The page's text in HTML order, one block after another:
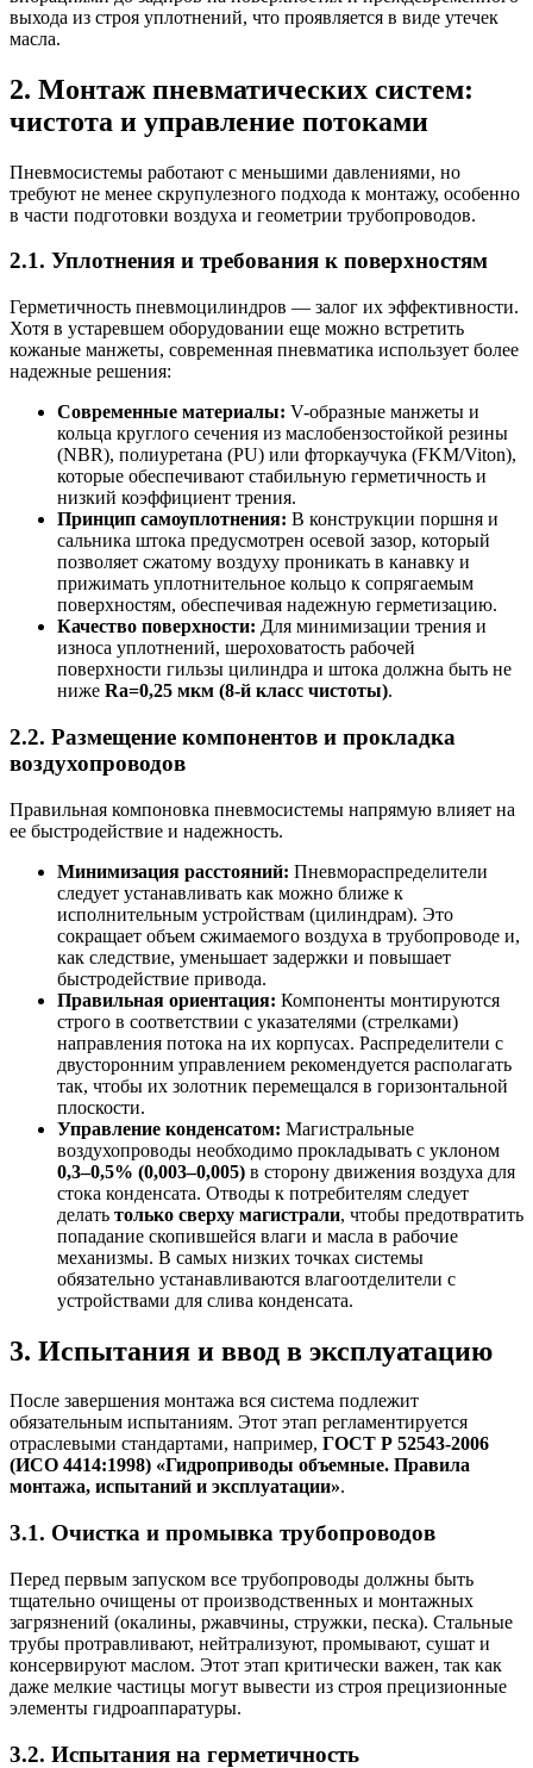
выхода из строя уплотнений, что проявляется в виде утечек
масла.
2. Монтаж пневматических систем:
чистота и управление потоками
Пневмосистемы работают с меньшими давлениями, но
требуют не менее скрупулезного подхода к монтажу, особенно
в части подготовки воздуха и геометрии трубопроводов.
2.1. Уплотнения и требования к поверхностям
Герметичность пневмоцилиндров — залог их эффективности.
Хотя в устаревшем оборудовании еще можно встретить
кожаные манжеты, современная пневматика использует более
надежные решения:
Современные материалы: V-образные манжеты и
кольца круглого сечения из маслобензостойкой резины
(NBR), полиуретана (PU) или фторкаучука (FKM/Viton),
которые обеспечивают стабильную герметичность и
низкий коэффициент трения.
Принцип самоуплотнения: В конструкции поршня и
сальника штока предусмотрен осевой зазор, который
позволяет сжатому воздуху проникать в канавку и
прижимать уплотнительное кольцо к сопрягаемым
поверхностям, обеспечивая надежную герметизацию.
Качество поверхности: Для минимизации трения и
износа уплотнений, шероховатость рабочей
поверхности гильзы цилиндра и штока должна быть не
ниже Ra=0,25 мкм (8-й класс чистоты).
2.2. Размещение компонентов и прокладка
воздухопроводов
Правильная компоновка пневмосистемы напрямую влияет на
ее быстродействие и надежность.
Минимизация расстояний: Пневмораспределители
следует устанавливать как можно ближе к
исполнительным устройствам (цилиндрам). Это
сокращает объем сжимаемого воздуха в трубопроводе и,
как следствие, уменьшает задержки и повышает
быстродействие привода.
Правильная ориентация: Компоненты монтируются
строго в соответствии с указателями (стрелками)
направления потока на их корпусах. Распределители с
двусторонним управлением рекомендуется располагать
так, чтобы их золотник перемещался в горизонтальной
плоскости.
Управление конденсатом: Магистральные
воздухопроводы необходимо прокладывать с уклоном
0,3–0,5% (0,003–0,005) в сторону движения воздуха для
стока конденсата. Отводы к потребителям следует
делать только сверху магистрали, чтобы предотвратить
попадание скопившейся влаги и масла в рабочие
механизмы. В самых низких точках системы
обязательно устанавливаются влагоотделители с
устройствами для слива конденсата.
3. Испытания и ввод в эксплуатацию
После завершения монтажа вся система подлежит
обязательным испытаниям. Этот этап регламентируется
отраслевыми стандартами, например, ГОСТ Р 52543-2006
(ИСО 4414:1998) «Гидроприводы объемные. Правила
монтажа, испытаний и эксплуатации».
3.1. Очистка и промывка трубопроводов
Перед первым запуском все трубопроводы должны быть
тщательно очищены от производственных и монтажных
загрязнений (окалины, ржавчины, стружки, песка). Стальные
трубы протравливают, нейтрализуют, промывают, сушат и
консервируют маслом. Этот этап критически важен, так как
даже мелкие частицы могут вывести из строя прецизионные
элементы гидроаппаратуры.
3.2. Испытания на герметичность